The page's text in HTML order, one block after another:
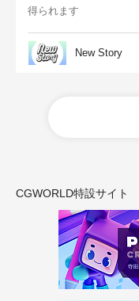
得られます
New Story
CGWORLD特設サイト